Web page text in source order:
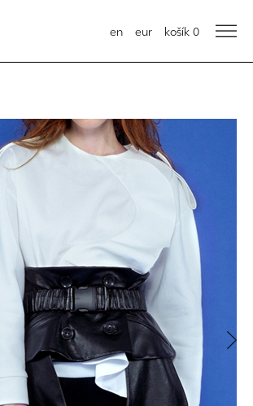
en eur košík 0
Previous